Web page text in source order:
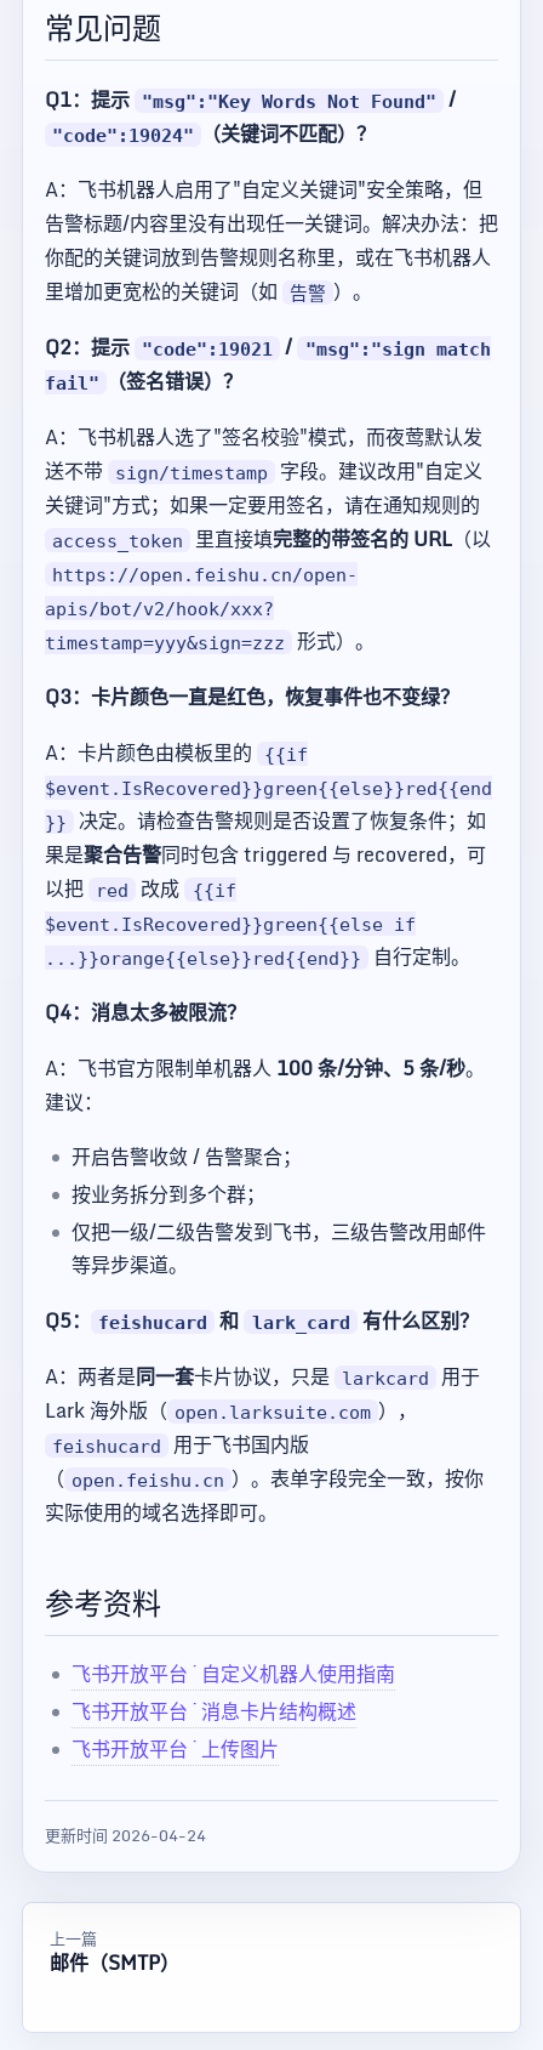
常见问题
Q1：提示 "msg":"Key Words Not Found" /
"code":19024"
（关键词不匹配）？
A：飞书机器人启用了"自定义关键词"安全策略，但
告警标题/内容里没有出现任一关键词。解决办法：把
你配的关键词放到告警规则名称里，或在飞书机器人
里增加更宽松的关键词（如
告警 ）。
Q2：提示
"code":19021 /
"msg":"sign match
fail"
（签名错误）？
A：飞书机器人选了"签名校验"模式，而夜莺默认发
送不带
sign/timestamp
字段。建议改用"自定义
关键词"方式；如果一定要用签名，请在通知规则的
access_token 里直接填完整的带签名的 URL （以
https://open.feishu.cn/open-
apis/bot/v2/hook/xxx?
timestamp=yyy&sign=zzz
形式）。
Q3：卡片颜色一直是红色，恢复事件也不变绿？
A：卡片颜色由模板里的
{{if
$event.IsRecovered}}green{{else}}red{{end
}}
决定。请检查告警规则是否设置了恢复条件；如
果是聚合告警同时包含 triggered 与 recovered，可
以把
red 改成
{{if
$event.IsRecovered}}green{{else if
...}}orange{{else}}red{{end}}
自行定制。
Q4：消息太多被限流？
A：飞书官方限制单机器人 100 条/分钟、5 条/秒。
建议：
开启告警收敛 / 告警聚合；
按业务拆分到多个群；
仅把一级/二级告警发到飞书，三级告警改用邮件
等异步渠道。
Q5：
feishucard 和 lark_card
有什么区别？
A：两者是同一套卡片协议，只是 larkcard
用于
Lark 海外版（ open.larksuite.com ），
feishucard
用于飞书国内版
（ open.feishu.cn ）。表单字段完全一致，按你
实际使用的域名选择即可。
参考资料
飞书开放平台 · 自定义机器人使用指南
飞书开放平台 · 消息卡片结构概述
飞书开放平台 · 上传图片
更新时间 2026-04-24
上一篇
邮件（SMTP）